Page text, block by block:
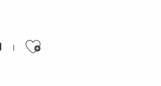
Ajouter aux